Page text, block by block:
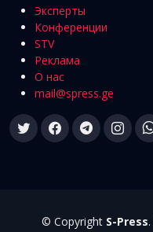
Эксперты
Конференции
STV
Реклама
О нас
mail@spress.ge
© Copyright S-Press.